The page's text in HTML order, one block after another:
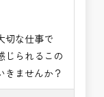
切な仕事で
じられるこの
きませんか？